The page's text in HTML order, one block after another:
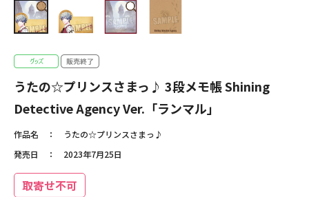
うたの☆プリンスさまっ♪ 3段メモ帳 Shining
Detective Agency Ver.「ランマル」
作品名
うたの☆プリンスさまっ♪
発売日
2023年7月25日
取寄せ不可